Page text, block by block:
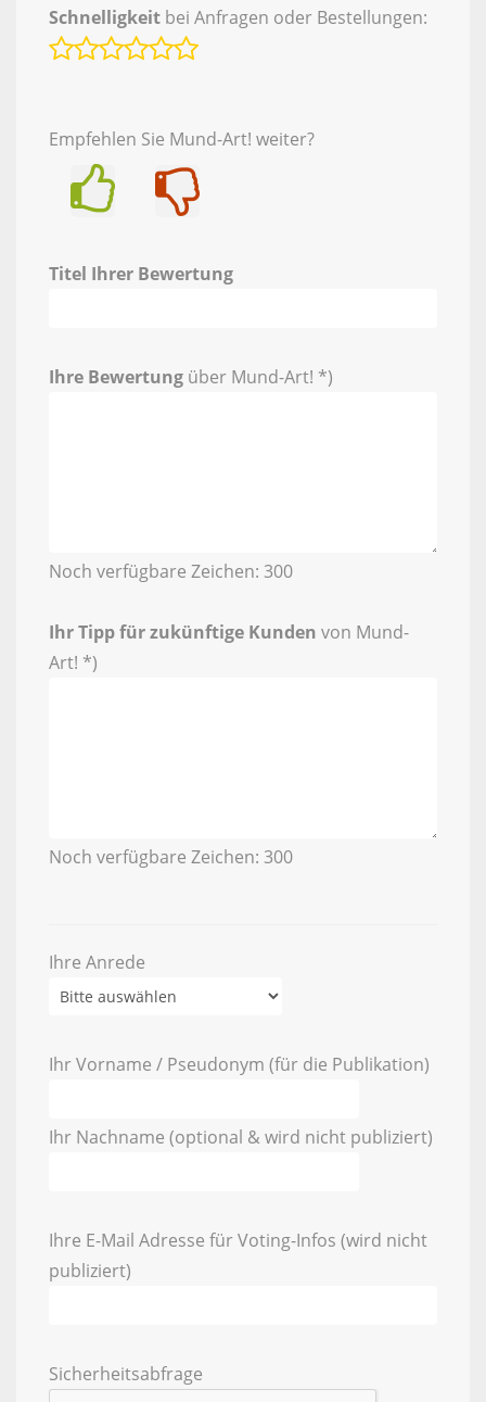
Schnelligkeit bei Anfragen oder Bestellungen:
Empfehlen Sie Mund-Art! weiter?
Titel Ihrer Bewertung
Ihre Bewertung über Mund-Art! *)
Noch verfügbare Zeichen: 300
Ihr Tipp für zukünftige Kunden von Mund-
Art! *)
Noch verfügbare Zeichen: 300
Ihre Anrede
Ihr Vorname / Pseudonym (für die Publikation)
Ihr Nachname (optional & wird nicht publiziert)
Ihre E-Mail Adresse für Voting-Infos (wird nicht
publiziert)
Sicherheitsabfrage